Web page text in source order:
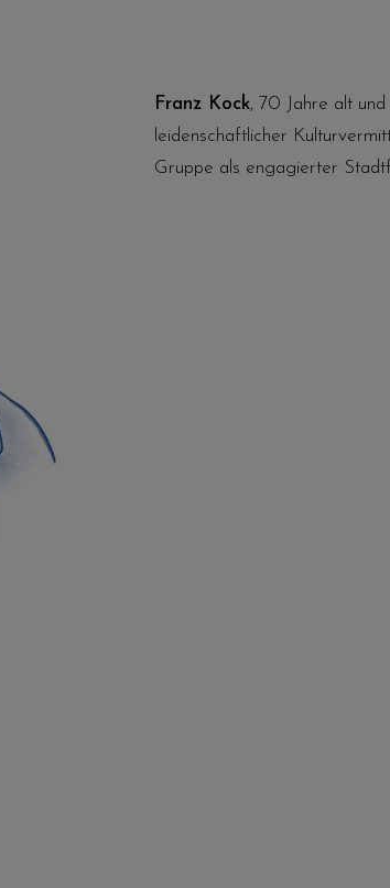
Franz Kock, 70 Jahre alt
leidenschaftlicher
Gruppe als engagierter